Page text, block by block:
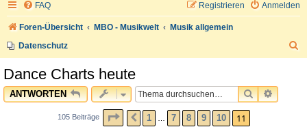
FAQ Anmelden
Registrieren
Foren-Übersicht MBO - Musikwelt
Musik allgemein
Datenschutz
Dance Charts heute
ANTWORTEN SUCHE
105 Beiträge SEITE11 VON 11
VORHERIGE
1 7 8 9 10 11